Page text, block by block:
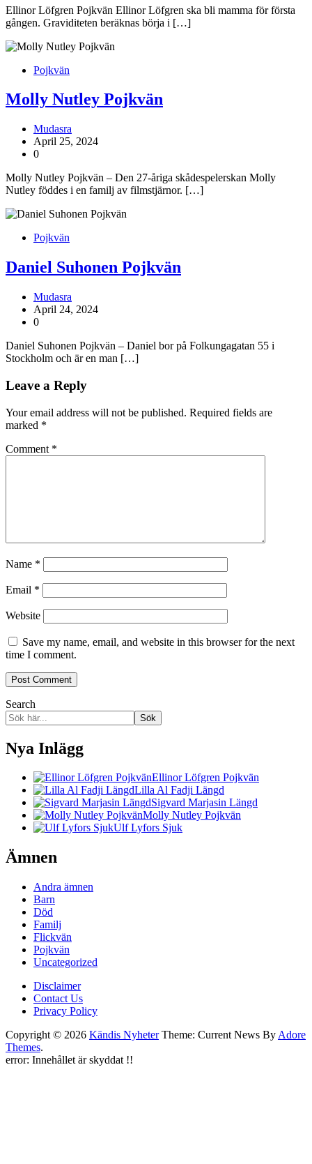
Ellinor Löfgren Pojkvän Ellinor Löfgren ska bli mamma för första
gången. Graviditeten beräknas börja i […]
Pojkvän
Molly Nutley Pojkvän
Mudasra
April 25, 2024
0
Molly Nutley Pojkvän – Den 27-åriga skådespelerskan Molly
Nutley föddes i en familj av filmstjärnor. […]
Pojkvän
Daniel Suhonen Pojkvän
Mudasra
April 24, 2024
0
Daniel Suhonen Pojkvän – Daniel bor på Folkungagatan 55 i
Stockholm och är en man […]
Leave a Reply
Your email address will not be published. Required fields are
marked *
Comment *
Name *
Email *
Website
Save my name, email, and website in this browser for the next
time I comment.
Search
Sök
Nya Inlägg
Ellinor Löfgren Pojkvän
Lilla Al Fadji Längd
Sigvard Marjasin Längd
Molly Nutley Pojkvän
Ulf Lyfors Sjuk
Ämnen
Andra ämnen
Barn
Död
Familj
Flickvän
Pojkvän
Uncategorized
Disclaimer
Contact Us
Privacy Policy
Copyright © 2026 Kändis NyheterTheme: Current News By Adore
Themes.
error: Innehållet är skyddat !!